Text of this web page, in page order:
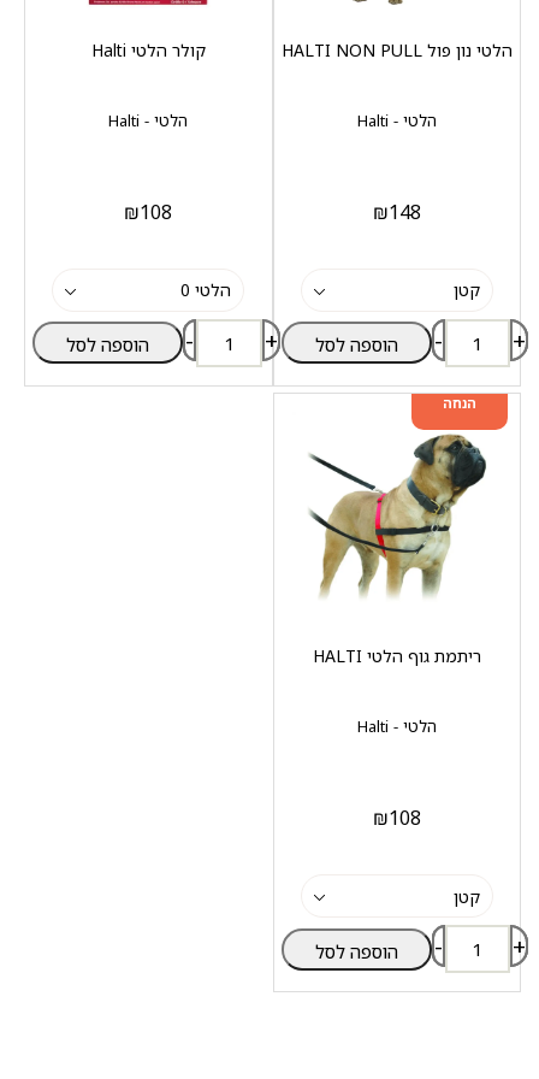
הלטי - Halti
הלטי נון פול HALTI NON PULL
₪148
- + הוספה לסל
הלטי - Halti
קולר הלטי Halti
₪108
- + הוספה לסל
מוצר שני ב-20%
הנחה
הלטי - Halti
ריתמת גוף הלטי HALTI
₪108
- + הוספה לסל